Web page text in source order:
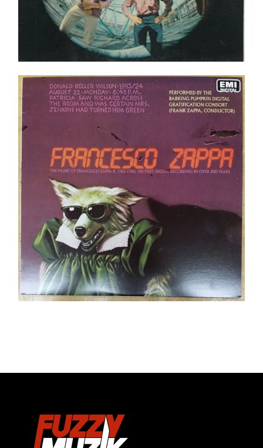
Frank Zappa – Francesco Zappa LP
Ajouter au panier Détails